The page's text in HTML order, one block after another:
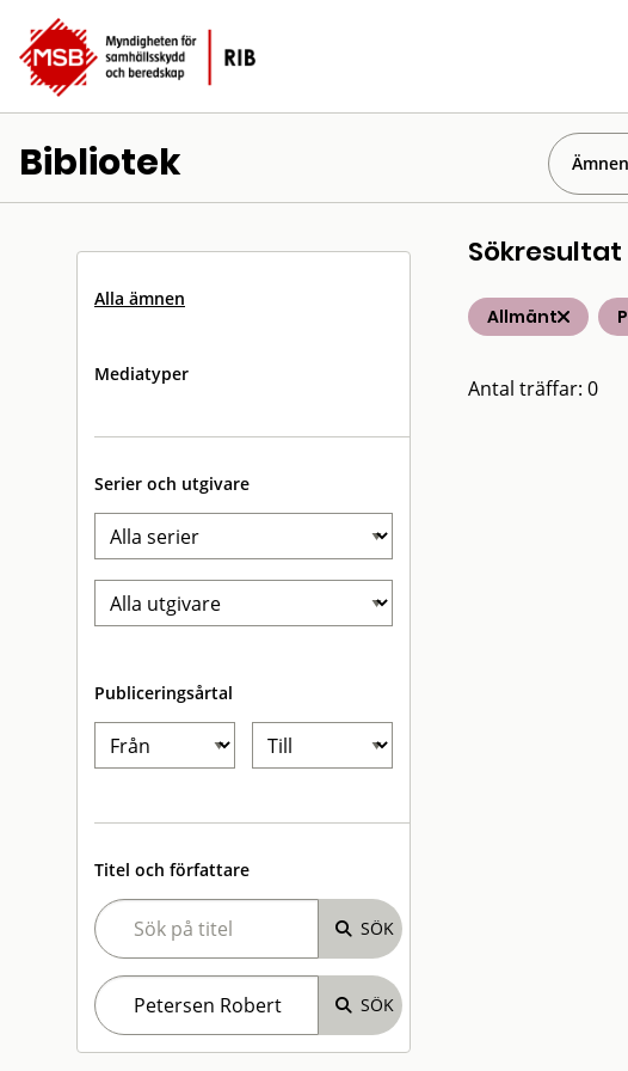
Bibliotek Ämnen
Alla ämnen
Mediatyper
Serier och utgivare
Publiceringsårtal
Titel och författare
Sökresultat
Allmänt
Antal träffar: 0